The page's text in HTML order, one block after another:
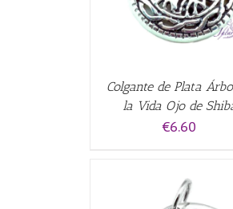
Colgante de Plata
la Vida Ojo de
€6.60